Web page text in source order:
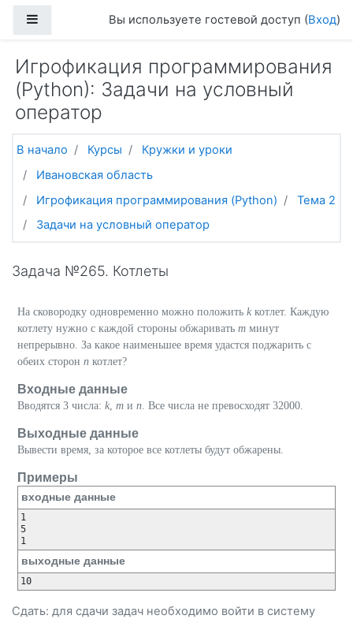
Боковая панельВы используете гостевой доступ (Вход)
Игрофикация программирования
(Python): Задачи на условный
оператор
В начало Курсы
Кружки и уроки
Ивановская область
Игрофикация программирования (Python)
Тема 2
Задачи на условный оператор
Задача №265. Котлеты
На сковородку одновременно можно положить k котлет. Каждую
котлету нужно с каждой стороны обжаривать m минут
непрерывно. За какое наименьшее время удастся поджарить с
обеих сторон n котлет?
Входные данные
Вводятся 3 числа: k m и n . Все числа не превосходят 32000.
Выходные данные
Вывести время, за которое все котлеты будут обжарены.
Примеры
входные данные
1
5
выходные данные
Сдать: для сдачи задач необходимо войти в систему